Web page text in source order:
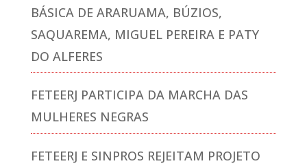
BÁSICA DE ARARUAMA, BÚZIOS,
SAQUAREMA, MIGUEL PEREIRA E PATY
DO ALFERES
FETEERJ PARTICIPA DA MARCHA DAS
MULHERES NEGRAS
FETEERJ E SINPROS REJEITAM PROJETO